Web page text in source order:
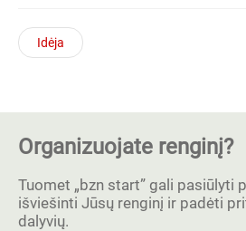
Idėja
Organizuojate renginį?
Tuomet „bzn start” gali pasiūlyti
išviešinti Jūsų renginį ir padėti
dalyvių.